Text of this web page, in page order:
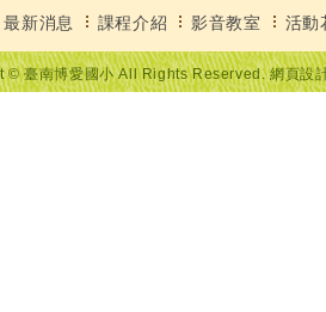
最新消息 課程介紹 影音教室 活動
© 臺南博愛國小 All Rights Reserved. 網頁設